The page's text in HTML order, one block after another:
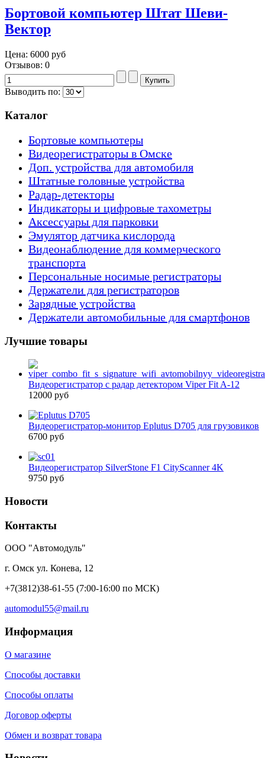
Бортовой компьютер Штат Шеви-
Вектор
Цена: 6000 руб
Отзывов: 0
Выводить по:
Каталог
Бортовые компьютеры
Видеорегистраторы в Омске
Доп. устройства для автомобиля
Штатные головные устройства
Радар-детекторы
Индикаторы и цифровые тахометры
Аксессуары для парковки
Эмулятор датчика кислорода
Видеонаблюдение для коммерческого
транспорта
Персональные носимые регистраторы
Держатели для регистраторов
Зарядные устройства
Держатели автомобильные для смартфонов
Лучшие товары
Видеорегистратор с радар детектором Viper Fit A-12
12000 руб
Видеорегистратор-монитор Eplutus D705 для грузовиков
6700 руб
Видеорегистратор SilverStone F1 CityScanner 4K
9750 руб
Новости
Контакты
ООО "Автомодуль"
г. Омск ул. Конева, 12
+7(3812)38-61-55 (7:00-16:00 по МСК)
automodul55@mail.ru
Информация
О магазине
Способы доставки
Способы оплаты
Договор оферты
Обмен и возврат товара